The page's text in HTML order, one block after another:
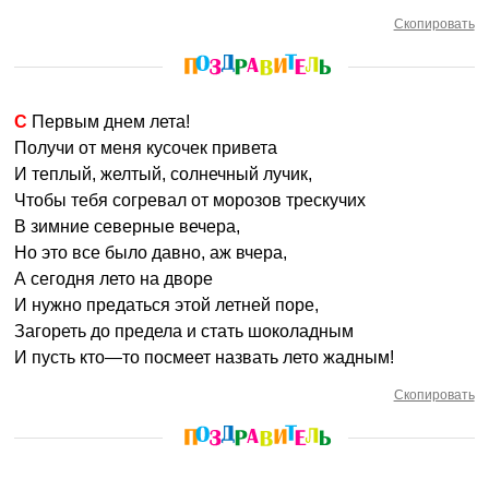
Скопировать
С Первым днем лета!
Получи от меня кусочек привета
И теплый, желтый, солнечный лучик,
Чтобы тебя согревал от морозов трескучих
В зимние северные вечера,
Но это все было давно, аж вчера,
А сегодня лето на дворе
И нужно предаться этой летней поре,
Загореть до предела и стать шоколадным
И пусть кто—то посмеет назвать лето жадным!
Скопировать